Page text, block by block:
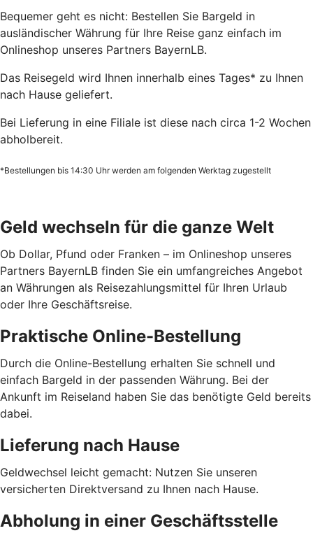
Bequemer geht es nicht: Bestellen Sie Bargeld in
ausländischer Währung für Ihre Reise ganz einfach im
Onlineshop unseres Partners BayernLB.
Das Reisegeld wird Ihnen innerhalb eines Tages* zu Ihnen
nach Hause geliefert.
Bei Lieferung in eine Filiale ist diese nach circa 1-2 Wochen
abholbereit.
*Bestellungen bis 14:30 Uhr werden am folgenden Werktag zugestellt
Geld wechseln für die ganze Welt
Ob Dollar, Pfund oder Franken – im Onlineshop unseres
Partners BayernLB finden Sie ein umfangreiches Angebot
an Währungen als Reisezahlungsmittel für Ihren Urlaub
oder Ihre Geschäftsreise.
Praktische Online-Bestellung
Durch die Online-Bestellung erhalten Sie schnell und
einfach Bargeld in der passenden Währung. Bei der
Ankunft im Reiseland haben Sie das benötigte Geld bereits
dabei.
Lieferung nach Hause
Geldwechsel leicht gemacht: Nutzen Sie unseren
versicherten Direktversand zu Ihnen nach Hause.
Abholung in einer Geschäftsstelle